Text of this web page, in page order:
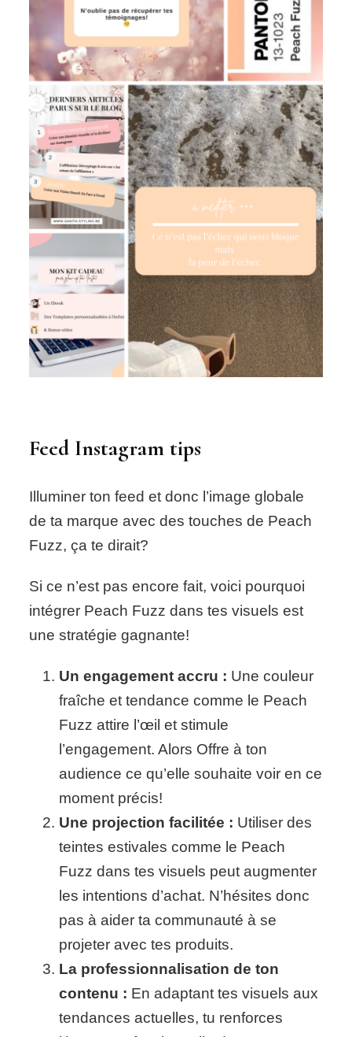
Feed Instagram tips
Illuminer ton feed et donc l’image globale
de ta marque avec des touches de Peach
Fuzz, ça te dirait?
Si ce n’est pas encore fait, voici pourquoi
intégrer Peach Fuzz dans tes visuels est
une stratégie gagnante!
Un engagement accru : Une couleur
fraîche et tendance comme le Peach
Fuzz attire l’œil et stimule
l’engagement. Alors Offre à ton
audience ce qu’elle souhaite voir en ce
moment précis!
Une projection facilitée : Utiliser des
teintes estivales comme le Peach
Fuzz dans tes visuels peut augmenter
les intentions d’achat. N’hésites donc
pas à aider ta communauté à se
projeter avec tes produits.
La professionnalisation de ton
contenu : En adaptant tes visuels aux
tendances actuelles, tu renforces